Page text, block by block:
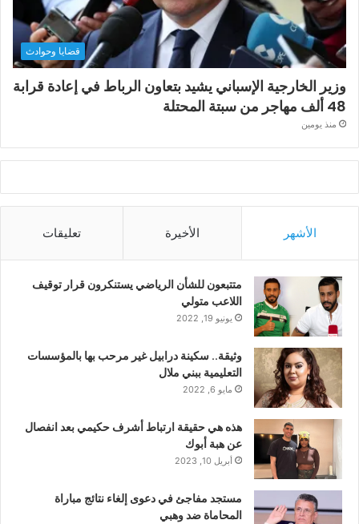
قضايا وحوادث
وزير الخارجية الإسباني يشيد بتعاون الرباط في إعادة قرابة
48 ألف مهاجر من سبتة المحتلة
منذ يومين
الأشهر الأخيرة تعليقات
متتبعون للشأن الرياضي يستنكرون قرار توقيف
اللاعب متولي
يونيو 19, 2022
وثيقة.. سكينة درابيل غير مرحب بها بالمؤسسات
التعليمية ببني ملال
مايو 6, 2022
هذه هي حقيقة ارتباط أشرف حكيمي بعد انفصال
عن هبة أبوك
أبريل 10, 2023
مستجد مفاجئ في دعوى إلغاء نتائج مباراة
المحاماة ضد وهبي